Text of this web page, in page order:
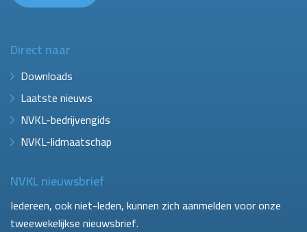
Direct naar
Downloads
Laatste nieuws
NVKL-bedrijvengids
NVKL-lidmaatschap
NVKL nieuwsbrief
Iedereen, ook niet-leden, kunnen zich aanmelden voor onze
tweewekelijkse nieuwsbrief.